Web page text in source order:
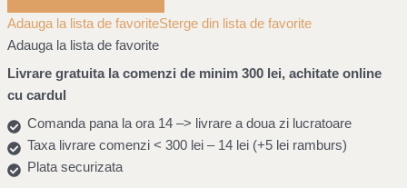
Adauga la lista de favoriteSterge din lista de favorite
Adauga la lista de favorite
Livrare gratuita la comenzi de minim 300 lei, achitate online
cu cardul
Comanda pana la ora 14 –> livrare a doua zi lucratoare
Taxa livrare comenzi < 300 lei – 14 lei (+5 lei ramburs)
Plata securizata